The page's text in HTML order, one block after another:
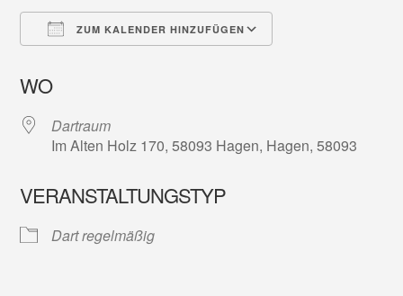
ZUM KALENDER HINZUFÜGEN
WO
Dartraum
Im Alten Holz 170, 58093 Hagen, Hagen, 58093
VERANSTALTUNGSTYP
Dart regelmäßig